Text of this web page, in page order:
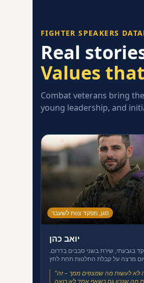
FIGHTER SPEAKERS
Real
Values
Combat veterans bring
young leadership, and
סגן, מפקד צוות לשעבר
יואב כהן
בגבעתי, שירת בשני סבבים בדרום.
"לא לעשות מה שמצפים ממך – זה